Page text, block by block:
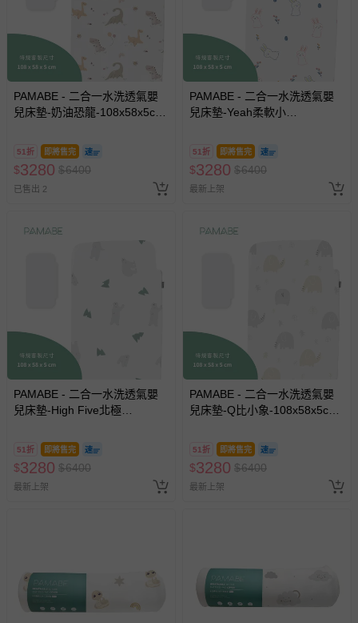
PAMABE - 二合一水洗透氣嬰
兒床墊-奶油恐龍-108x58x5cm
Forever)
51折 即將售完
$3280 $6400
已售出 2
PAMABE - 二合一水洗透氣嬰
兒床墊-Yeah柔軟小
Next2Me Forever)
51折 即將售完
$3280 $6400
最新上架
PAMABE - 二合一水洗透氣嬰
兒床墊-High Five北極
Next2Me Forever)
51折 即將售完
$3280 $6400
最新上架
PAMABE - 二合一水洗透氣嬰
兒床墊-Q比小象-108x58x5cm
Forever)
51折 即將售完
$3280 $6400
最新上架